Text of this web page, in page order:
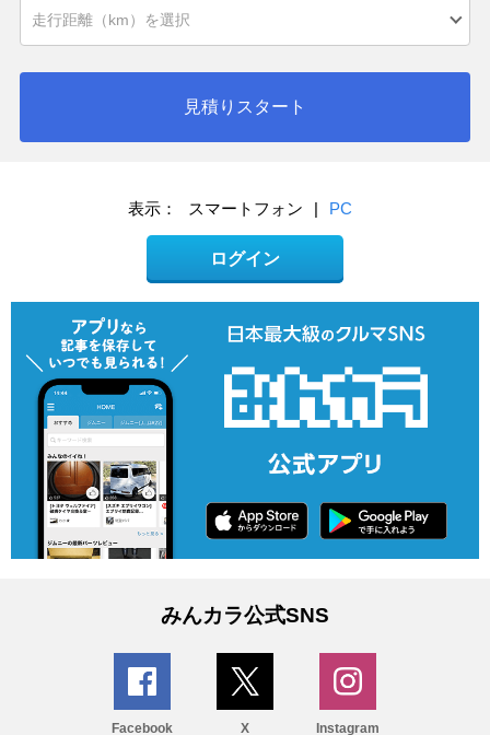
見積りスタート
表示： スマートフォン | PC
ログイン
みんカラ公式SNS
Facebook X Instagram